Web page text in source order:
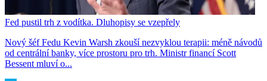
Fed pustil trh z vodítka. Dluhopisy se vzepřely
Nový šéf Fedu Kevin Warsh zkouší nezvyklou terapii: méně návodů
od centrální banky, více prostoru pro trh. Ministr financí Scott
Bessent mluví o...